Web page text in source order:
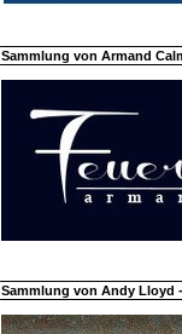
Sammlung von Armand
Sammlung von Andy Lloyd